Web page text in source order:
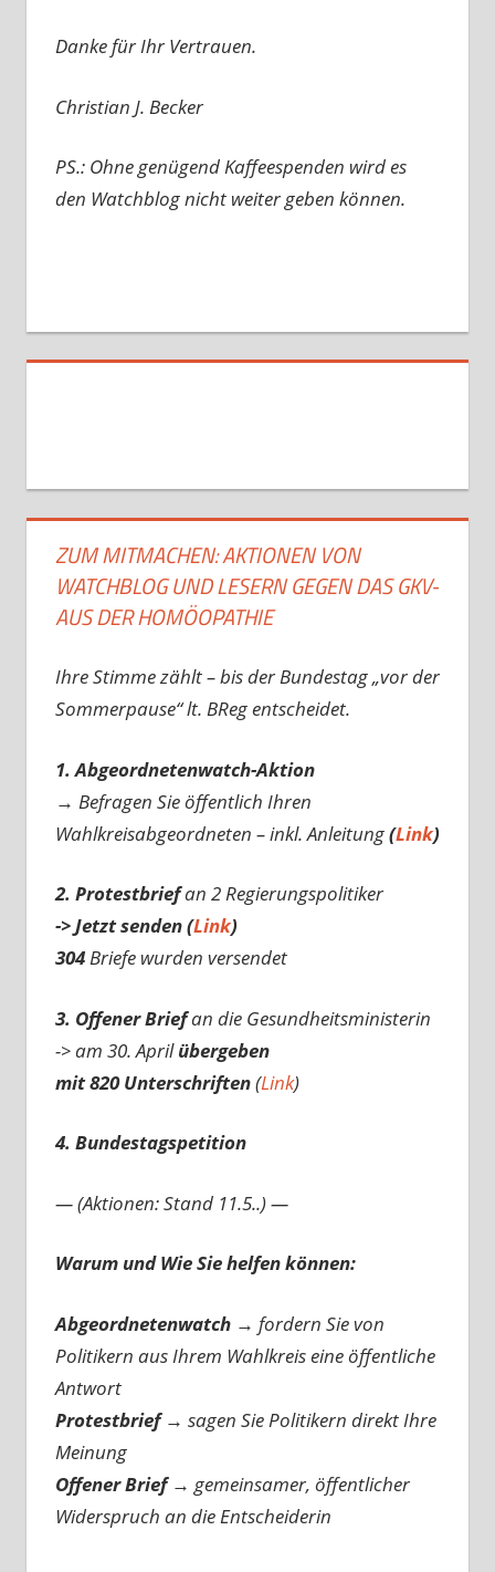
Danke für Ihr Vertrauen.
Christian J. Becker
PS.: Ohne genügend Kaffeespenden wird es
den Watchblog nicht weiter geben können.
ZUM MITMACHEN: AKTIONEN VON
WATCHBLOG UND LESERN GEGEN DAS GKV-
AUS DER HOMÖOPATHIE
Ihre Stimme zählt – bis der Bundestag „vor der
Sommerpause“ lt. BReg entscheidet.
1. Abgeordnetenwatch-Aktion
→ Befragen Sie öffentlich Ihren
Wahlkreisabgeordneten – inkl. Anleitung(Link)
2. Protestbriefan 2 Regierungspolitiker
-> Jetzt senden (Link)
304Briefe wurden versendet
3. Offener Briefan die Gesundheitsministerin
-> am 30. Aprilübergeben
mit 820 Unterschriften(Link)
4. Bundestagspetition
— (Aktionen: Stand 11.5..) —
Warum und Wie Sie helfen können:
Abgeordnetenwatch → fordern Sie von
Politikern aus Ihrem Wahlkreis eine öffentliche
Antwort
Protestbrief → sagen Sie Politikern direkt Ihre
Meinung
Offener Brief → gemeinsamer, öffentlicher
Widerspruch an die Entscheiderin